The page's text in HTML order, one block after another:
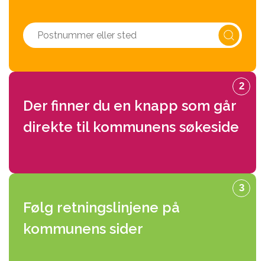
2
Der finner du en knapp som går
direkte til kommunens søkeside
3
Følg retningslinjene på
kommunens sider